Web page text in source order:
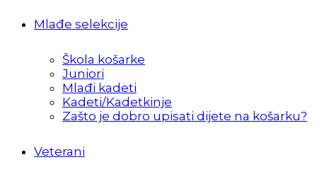
Mlađe selekcije
Škola košarke
Juniori
Mlađi kadeti
Kadeti/Kadetkinje
Zašto je dobro upisati dijete na košarku?
Veterani